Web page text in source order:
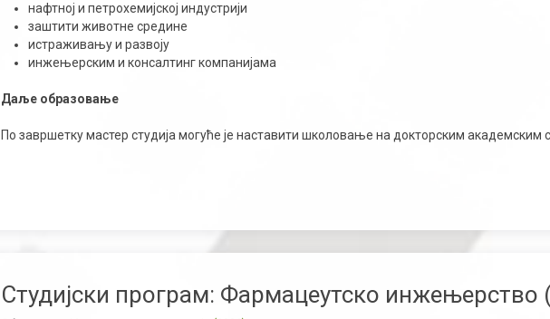
нафтној и петрохемијској индустрији
заштити животне средине
истраживању и развоју
инжењерским и консалтинг компанијама
Даље образовање
По завршетку мастер студија могуће је наставити школовање на докторским академским
Студијски програм: Фармацеутско инжењерство